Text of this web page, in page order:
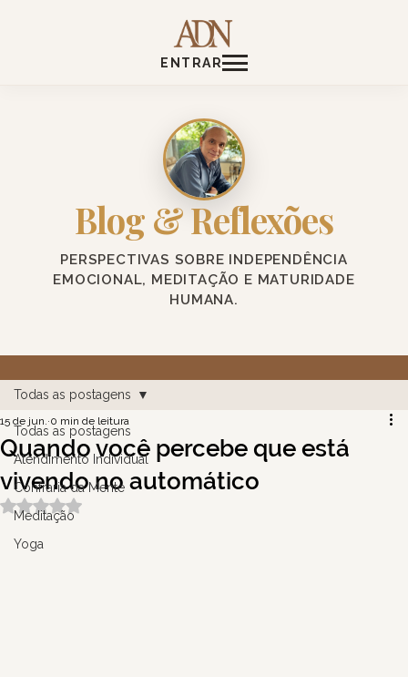
Blog & Reflexões
PERSPECTIVAS SOBRE INDEPENDÊNCIA
EMOCIONAL, MEDITAÇÃO E MATURIDADE
HUMANA.
ENTRAR
Todas as postagens
Atendimento Individual
Confraria da Mente
Meditação
Yoga
Todas as postagens
Quando você percebe que está
vivendo no automático
15 de jun. 0 min de leitura
Avaliado com NaN de 5 estrelas.